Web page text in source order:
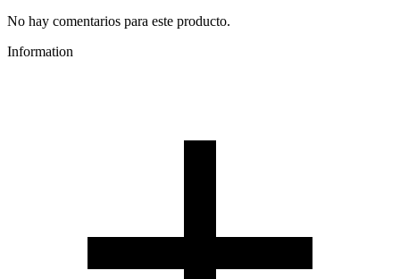
No hay comentarios para este producto.
Information